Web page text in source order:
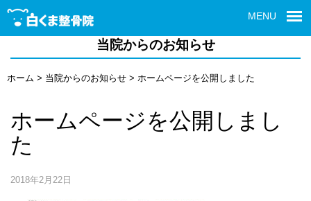
MENU
当院からのお知らせ
ホーム > 当院からのお知らせ > ホームページを公開しました
ホームページを公開しまし
た
2018年2月22日